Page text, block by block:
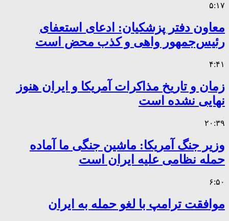
۵:۱۷
معاون دفتر پزشکیان: ادعای استعفای
رئیس‌جمهور واهی و کذب محض است
۴:۴۱
زمان و تاریخ مذاکرات آمریکا و ایران هنوز
نهایی نشده است
۲۰:۳۹
وزیر جنگ آمریکا: ماشین جنگی ما آماده
حمله نظامی علیه ایران است
۶:۵۰
موافقت ترامپ با لغو حمله به ایران